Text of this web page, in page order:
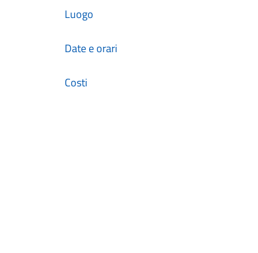
Luogo
Date e orari
Costi